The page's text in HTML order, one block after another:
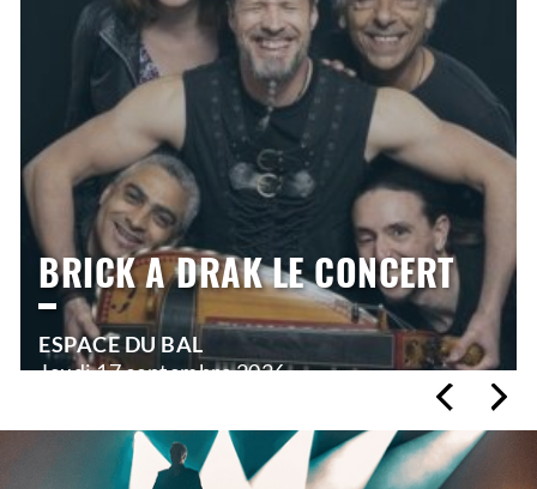
BRICK A DRAK LE CONCERT
ESPACE DU BAL
Jeudi17 septembre 2026
Hors saison